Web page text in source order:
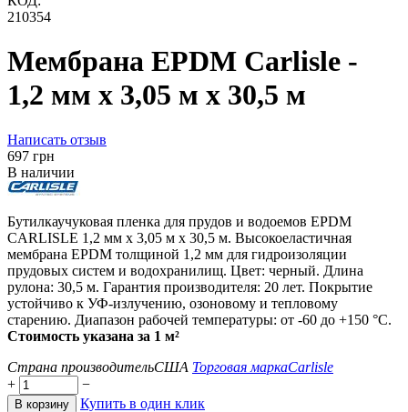
210354
Мембрана EPDM Carlisle -
1,2 мм x 3,05 м x 30,5 м
Написать отзыв
‍697‍ грн
В наличии
Бутилкаучуковая пленка для прудов и водоемов EPDM
CARLISLE 1,2 мм x 3,05 м x 30,5 м. Высокоеластичная
мембрана EPDM толщиной 1,2 мм для гидроизоляции
прудовых систем и водохранилищ. Цвет: черный. Длина
рулона: 30,5 м. Гарантия производителя: 20 лет. Покрытие
устойчиво к УФ-излучению, озоновому и тепловому
старению. Диапазон рабочей температуры: от -60 до +150 °C.
Стоимость указана за 1 м²
Страна производительСША Торговая маркаCarlisle
+
−
В корзину
Купить в один клик